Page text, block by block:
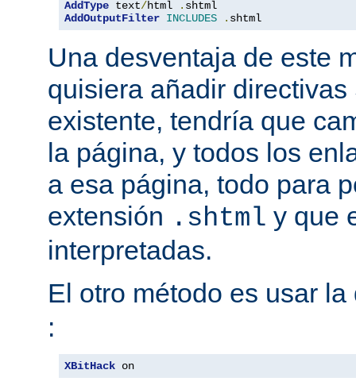
AddType text/html .
AddOutputFilter INCLUDES . shtml
Una desventaja de este
quisiera añadir
existente, tendría que
la página, y todos los
a esa página, todo para
extensión .shtml y que
interpretadas.
El otro método es usar
:
XBitHack on